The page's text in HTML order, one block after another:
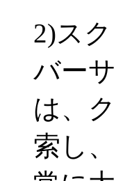
2)ス
バー
は、
索し